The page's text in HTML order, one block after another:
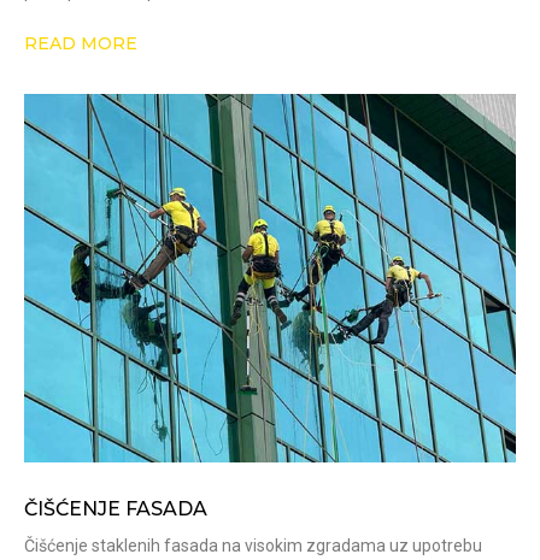
READ MORE
ČIŠĆENJE FASADA
Čišćenje staklenih fasada na visokim zgradama uz upotrebu